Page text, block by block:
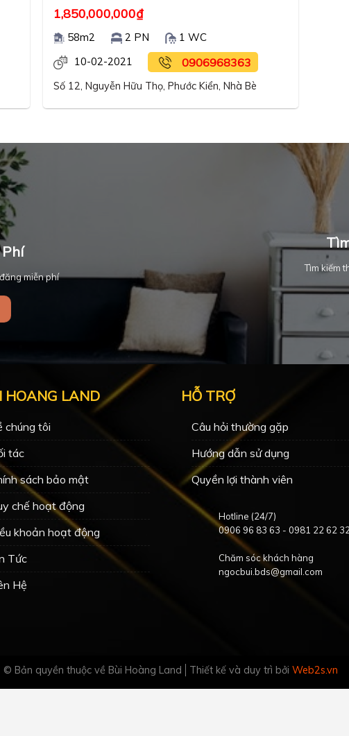
1,850,000,000₫
58m2 2 PN
1 WC
10-02-2021
0906968363
Số 12, Nguyễn Hữu Thọ, Phước Kiển, Nhà Bè
miễn phí
Tìm kiếm
HOANG LAND
chúng tôi
tác
sách bảo mật
chế hoạt động
khoản hoạt động
Tức
Hệ
HỖ TRỢ
Câu hỏi thường gặp
Hướng dẫn sử dụng
Quyền lợi thành viên
Hotline (24/7)
0906 96 83 63 - 0981 22 62 32
Chăm sóc khách hàng
ngocbui.bds@gmail.com
© Bản quyền thuộc về Bùi Hoàng Land Thiết kế và duy trì bởi Web2s.vn